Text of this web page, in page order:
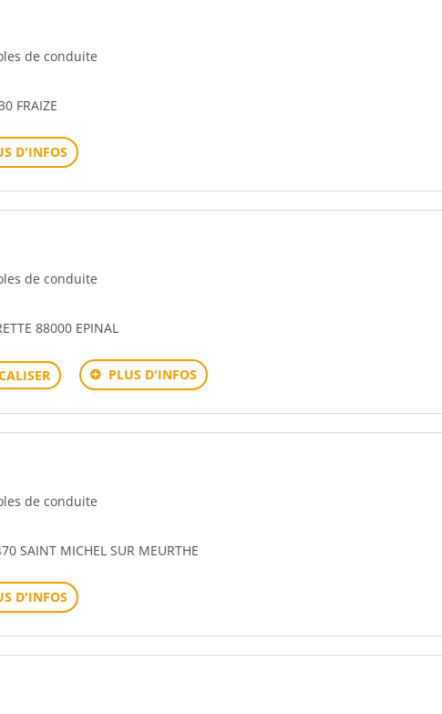
de conduite
FRAIZE
D'INFOS
de conduite
88000 EPINAL
PLUS D'INFOS
de conduite
SAINT MICHEL SUR MEURTHE
D'INFOS